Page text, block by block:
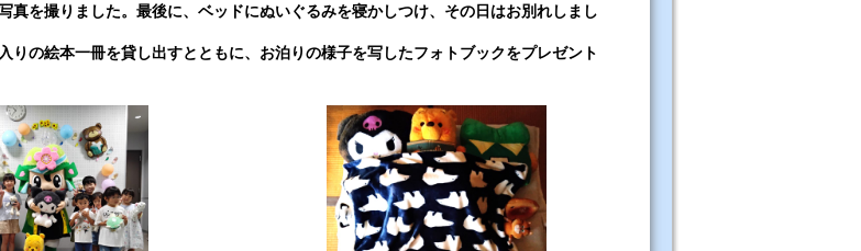
真を撮りました。最後に、ベッドにぬいぐるみを寝かしつけ、その日はお別れしまし
りの絵本一冊を貸し出すとともに、お泊りの様子を写したフォトブックをプレゼント